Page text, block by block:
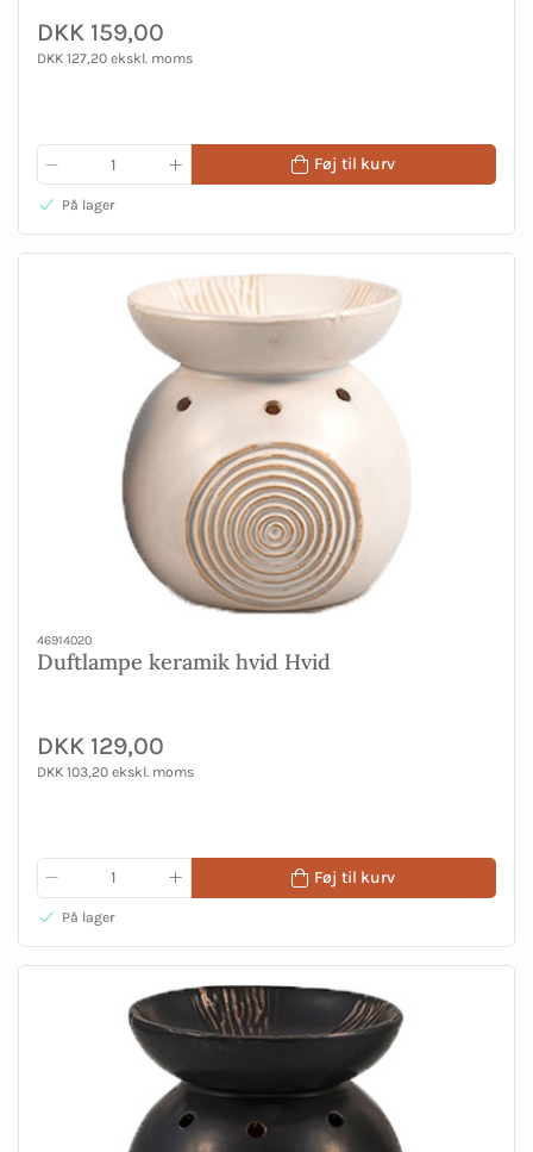
DKK 159,00
DKK 127,20 ekskl. moms
Føj til kurv
På lager
46914020
Duftlampe keramik hvid Hvid
DKK 129,00
DKK 103,20 ekskl. moms
Føj til kurv
På lager